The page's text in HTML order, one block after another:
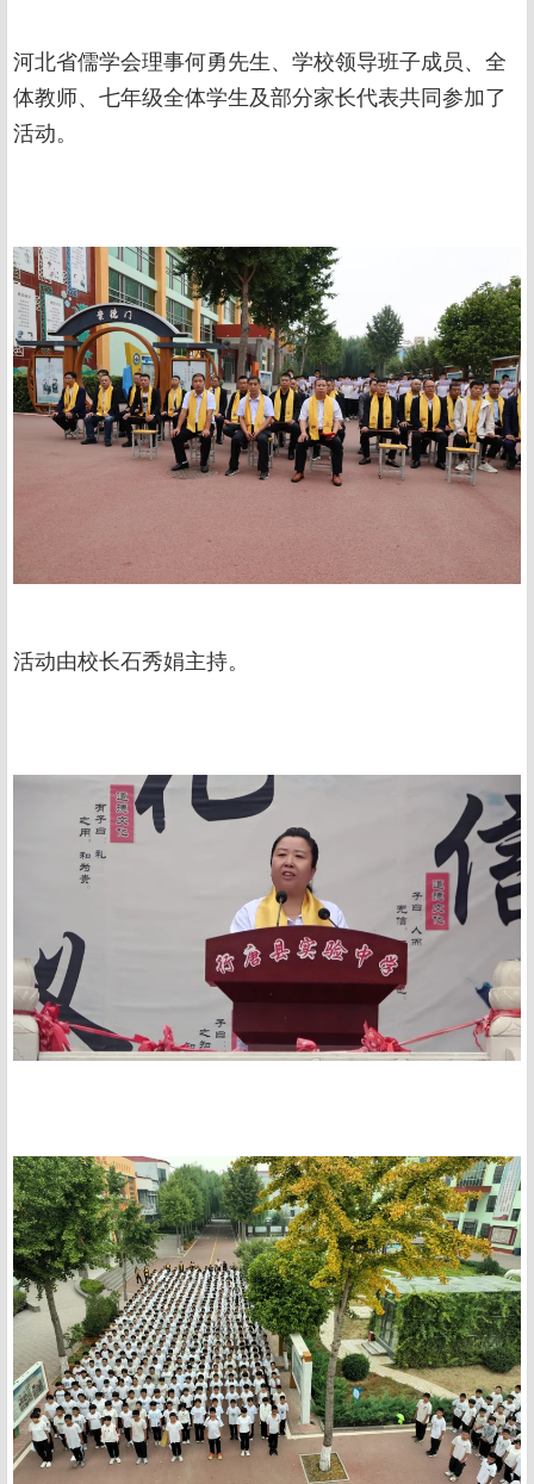
河北省儒学会理事何勇先生、学校领导班子成员、全
体教师、七年级全体学生及部分家长代表共同参加了
活动。
活动由校长石秀娟主持。